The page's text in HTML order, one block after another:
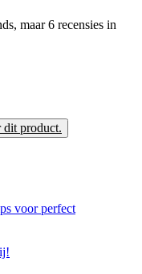
maar 6 recensies in
dit product.
voor perfect